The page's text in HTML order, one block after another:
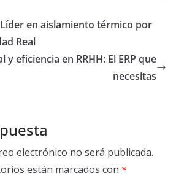
en aislamiento térmico por
Real
y eficiencia en RRHH: El ERP que
necesitas
electrónico no será publicada.
están marcados con *